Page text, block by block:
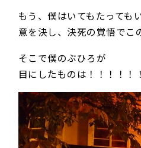
もう、僕はいてもたっても
意を決し、決死の覚悟でこ
そこで僕のぶひろが
目にしたものは！！！！！！